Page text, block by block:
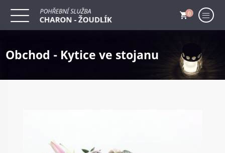
0
Obchod - Kytice ve stojanu